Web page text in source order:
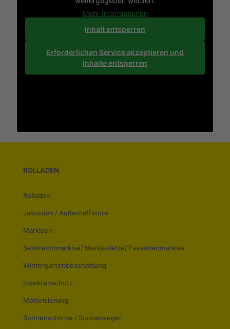
Mehr Informationen
Inhalt entsperren
Erforderlichen Service akzeptieren und
Inhalte entsperren
ROLLADEN
Rolladen
Jalousien / Außenraffstore
Markisen
Senkrechtmarkise/ Markisolette/ Fassadenmarkise
Wintergartenbeschattung
Insektenschutz
Motorisierung
Sonnenschirme / Sonnensegel